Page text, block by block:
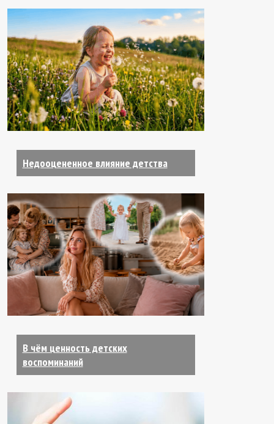
Недооцененное влияние детства
В чём ценность детских
воспоминаний